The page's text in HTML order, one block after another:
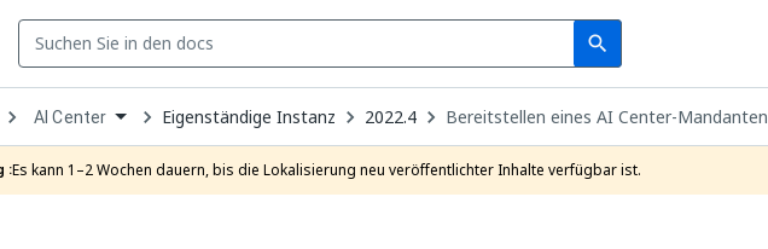
search
Search
Open
Dropdown
to
choose
product
AI Center Eigenständige Instanz 2022.4 Bereitstellen eines AI Center-Mandanten
:Es kann 1–2 Wochen dauern, bis die Lokalisierung neu veröffentlichter Inhalte verfügbar ist.